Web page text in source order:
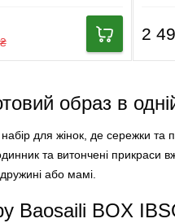
₴ 2
образ в
для жінок, де сережки та
та витончені прикраси
або мамі.
Baosaili BOX